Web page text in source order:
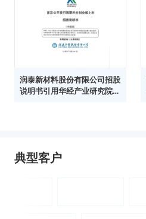
润泰新材料股份有限公司招股
说明书引用华经产业研究院数
典型客户